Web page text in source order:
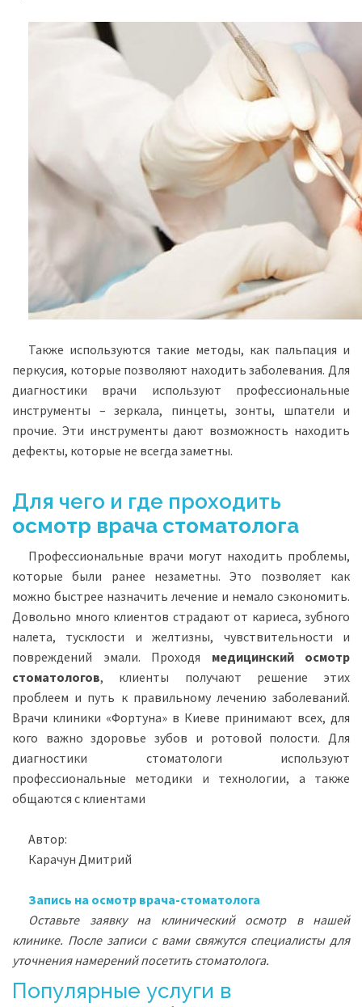
Также используются такие методы, как пальпация и
перкусия, которые позволяют находить заболевания. Для
диагностики врачи используют профессиональные
инструменты – зеркала, пинцеты, зонты, шпатели и
прочие. Эти инструменты дают возможность находить
дефекты, которые не всегда заметны.
Для чего и где проходить
осмотр врача стоматолога
Профессиональные врачи могут находить проблемы,
которые были ранее незаметны. Это позволяет как
можно быстрее назначить лечение и немало сэкономить.
Довольно много клиентов страдают от кариеса, зубного
налета, тусклости и желтизны, чувствительности и
повреждений эмали. Проходя медицинский осмотр
стоматологов, клиенты получают решение этих
проблеем и путь к правильному лечению заболеваний.
Врачи клиники «Фортуна» в Киеве принимают всех, для
кого важно здоровье зубов и ротовой полости. Для
диагностики стоматологи используют
профессиональные методики и технологии, а также
общаются с клиентами
Автор:
Карачун Дмитрий
Запись на осмотр врача-стоматолога
Оставьте заявку на клинический осмотр в нашей
клинике. После записи с вами свяжутся специалисты для
уточнения намерений посетить стоматолога.
Популярные услуги в